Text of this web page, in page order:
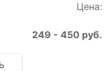
Цена:
249 - 450 руб.